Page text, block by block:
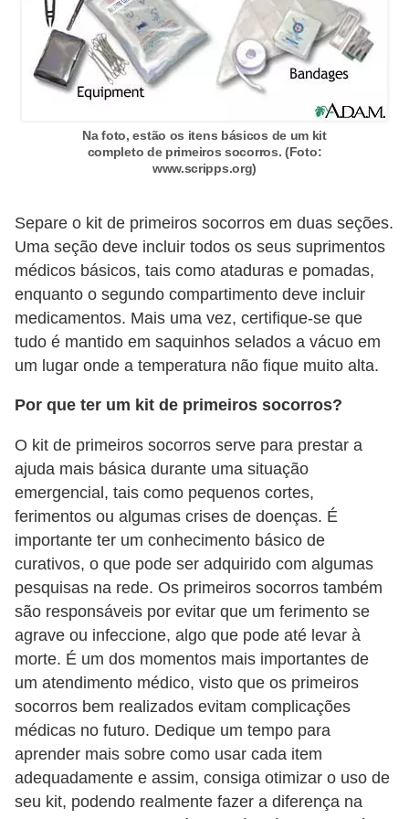
Na foto, estão os itens básicos de um kit
completo de primeiros socorros. (Foto:
www.scripps.org)
Separe o kit de primeiros socorros em duas seções.
Uma seção deve incluir todos os seus suprimentos
médicos básicos, tais como ataduras e pomadas,
enquanto o segundo compartimento deve incluir
medicamentos. Mais uma vez, certifique-se que
tudo é mantido em saquinhos selados a vácuo em
um lugar onde a temperatura não fique muito alta.
Por que ter um kit de primeiros socorros?
O kit de primeiros socorros serve para prestar a
ajuda mais básica durante uma situação
emergencial, tais como pequenos cortes,
ferimentos ou algumas crises de doenças. É
importante ter um conhecimento básico de
curativos, o que pode ser adquirido com algumas
pesquisas na rede. Os primeiros socorros também
são responsáveis por evitar que um ferimento se
agrave ou infeccione, algo que pode até levar à
morte. É um dos momentos mais importantes de
um atendimento médico, visto que os primeiros
socorros bem realizados evitam complicações
médicas no futuro. Dedique um tempo para
aprender mais sobre como usar cada item
adequadamente e assim, consiga otimizar o uso de
seu kit, podendo realmente fazer a diferença na